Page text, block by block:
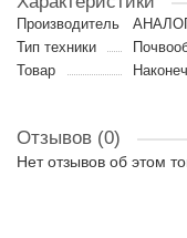
Производитель
Тип техники
Товар
Отзывов (0)
Нет отзывов об этом